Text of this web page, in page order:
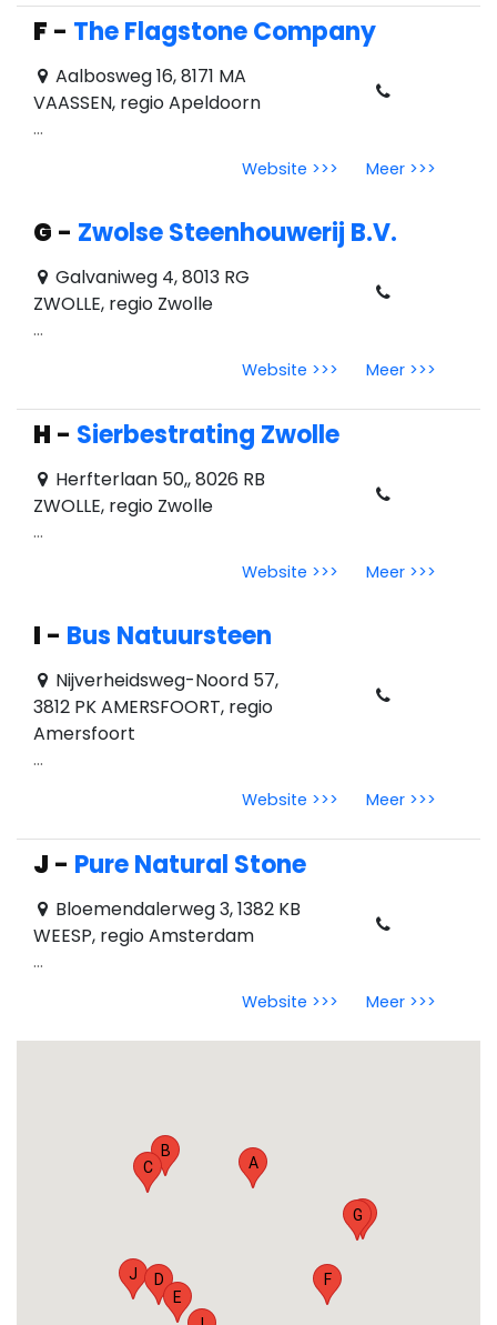
F - The Flagstone Company
Aalbosweg 16, 8171 MA
VAASSEN, regio Apeldoorn
...
Website >>> Meer >>>
G - Zwolse Steenhouwerij B.V.
Galvaniweg 4, 8013 RG
ZWOLLE, regio Zwolle
...
Website >>> Meer >>>
H - Sierbestrating Zwolle
Herfterlaan 50,, 8026 RB
ZWOLLE, regio Zwolle
...
Website >>> Meer >>>
I - Bus Natuursteen
Nijverheidsweg-Noord 57,
3812 PK AMERSFOORT, regio
Amersfoort
...
Website >>> Meer >>>
J - Pure Natural Stone
Bloemendalerweg 3, 1382 KB
WEESP, regio Amsterdam
...
Website >>> Meer >>>
A
B
C
D
E
F
GH
J